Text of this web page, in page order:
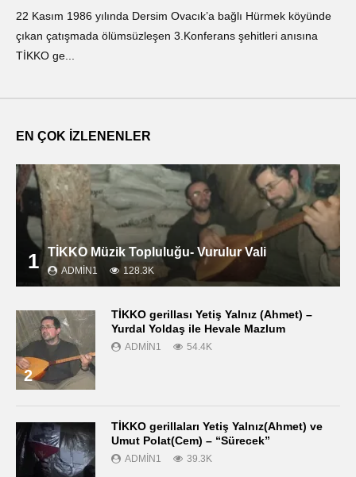
22 Kasım 1986 yılında Dersim Ovacık’a bağlı Hürmek köyünde
çıkan çatışmada ölümsüzleşen 3.Konferans şehitleri anısına
TİKKO ge...
EN ÇOK İZLENENLER
1 TİKKO Müzik Topluluğu- Vurulur Vali
ADMIN1 128.3K
2
TİKKO gerillası Yetiş Yalnız (Ahmet) –
Yurdal Yoldaş ile Hevale Mazlum
ADMIN1 54.4K
TİKKO gerillaları Yetiş Yalnız(Ahmet) ve
Umut Polat(Cem) – “Sürecek”
ADMIN1 39.3K